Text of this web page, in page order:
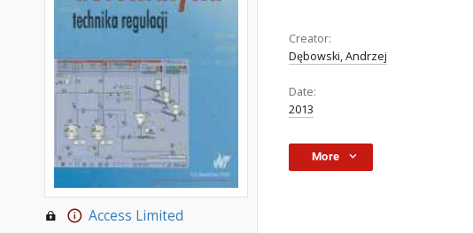
Access Limited
Creator:
Dębowski, Andrzej
Date:
2013
More